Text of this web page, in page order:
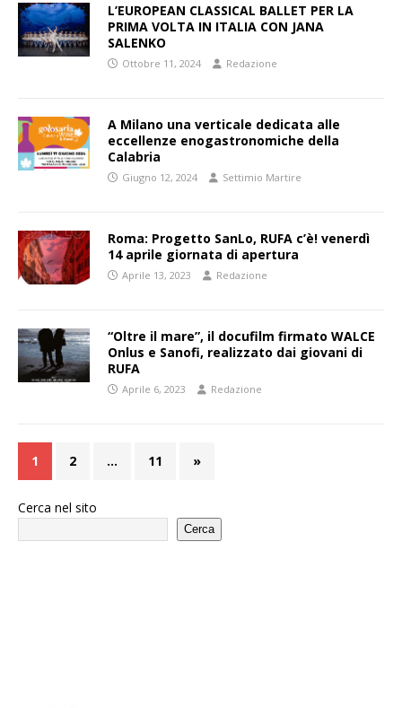
L’EUROPEAN CLASSICAL BALLET PER LA
PRIMA VOLTA IN ITALIA CON JANA
SALENKO
Ottobre 11, 2024 Redazione
A Milano una verticale dedicata alle
eccellenze enogastronomiche della
Calabria
Giugno 12, 2024 Settimio Martire
Roma: Progetto SanLo, RUFA c’è! venerdì
14 aprile giornata di apertura
Aprile 13, 2023 Redazione
“Oltre il mare”, il docufilm firmato WALCE
Onlus e Sanofi, realizzato dai giovani di
RUFA
Aprile 6, 2023 Redazione
1 2 … 11 »
Cerca nel sito
Cerca